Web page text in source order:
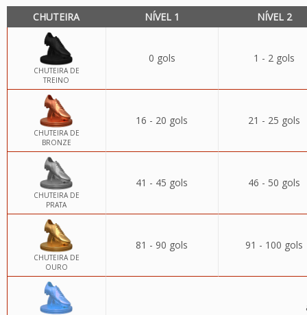
CHUTEIRA NÍVEL 1 NÍVEL 2
CHUTEIRA DE
TREINO
0 gols 1 - 2 gols
CHUTEIRA DE
BRONZE
16 - 20 gols 21 - 25 gols
CHUTEIRA DE
PRATA
41 - 45 gols 46 - 50 gols
CHUTEIRA DE
OURO
81 - 90 gols 91 - 100 gols